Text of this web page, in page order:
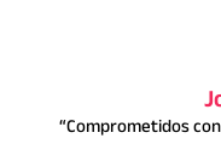
“Comprometidos